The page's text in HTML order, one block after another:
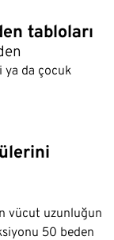
tabloları
ya da çocuk
vücut uzunluğun
50 beden